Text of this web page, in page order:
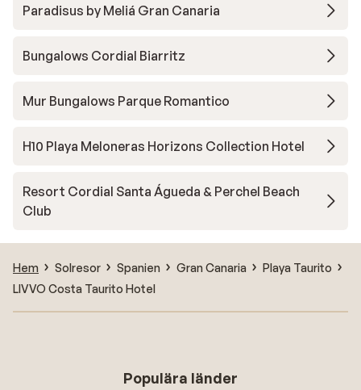
Paradisus by Meliá Gran Canaria
Bungalows Cordial Biarritz
Mur Bungalows Parque Romantico
H10 Playa Meloneras Horizons Collection Hotel
Resort Cordial Santa Águeda & Perchel Beach
Club
Hem Solresor Spanien Gran Canaria
Playa Taurito
LIVVO Costa Taurito Hotel
Populära länder